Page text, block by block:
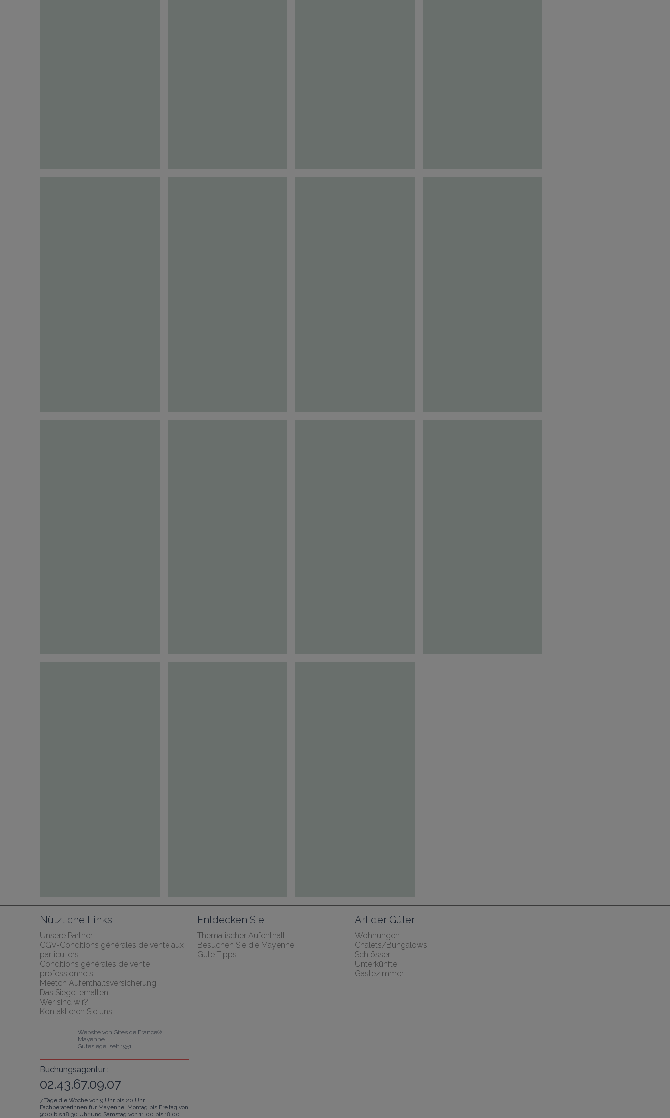
Nützliche Links
Unsere Partner
CGV-Conditions générales de vente aux
particuliers
Conditions générales de vente
professionnels
Meetch Aufenthaltsversicherung
Das Siegel erhalten
Wer sind wir?
Kontaktieren Sie uns
Entdecken Sie
Thematischer Aufenthalt
Besuchen Sie die Mayenne
Gute Tipps
Art der Güter
Wohnungen
Chalets/Bungalows
Schlösser
Unterkünfte
Gästezimmer
Website von Gîtes de France®
Mayenne
Gütesiegel seit 1951
Buchungsagentur :
02.43.67.09.07
7 Tage die Woche von 9 Uhr bis 20 Uhr.
Fachberaterinnen für Mayenne: Montag bis Freitag von
9:00 bis 18:30 Uhr und Samstag von 11:00 bis 18:00